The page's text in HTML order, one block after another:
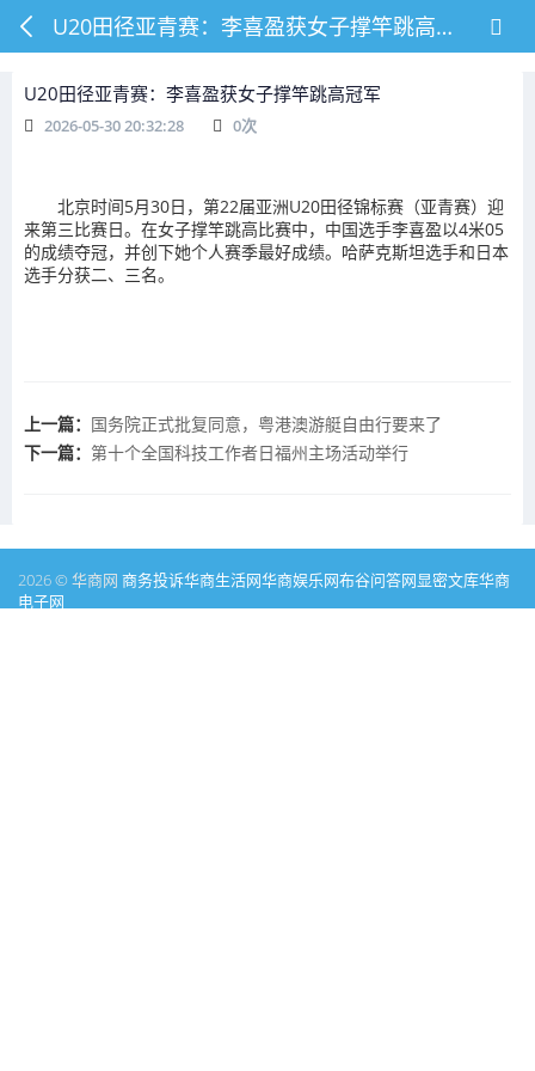
U20田径亚青赛：李喜盈获女子撑竿跳高冠军
U20田径亚青赛：李喜盈获女子撑竿跳高冠军
2026-05-30 20:32:28 0次
北京时间5月30日，第22届亚洲U20田径锦标赛（亚青赛）迎
来第三比赛日。在女子撑竿跳高比赛中，中国选手李喜盈以4米05
的成绩夺冠，并创下她个人赛季最好成绩。哈萨克斯坦选手和日本
选手分获二、三名。
上一篇： 国务院正式批复同意，粤港澳游艇自由行要来了
下一篇： 第十个全国科技工作者日福州主场活动举行
2026 © 华商网 商务投诉华商生活网华商娱乐网布谷问答网显密文库华商
电子网